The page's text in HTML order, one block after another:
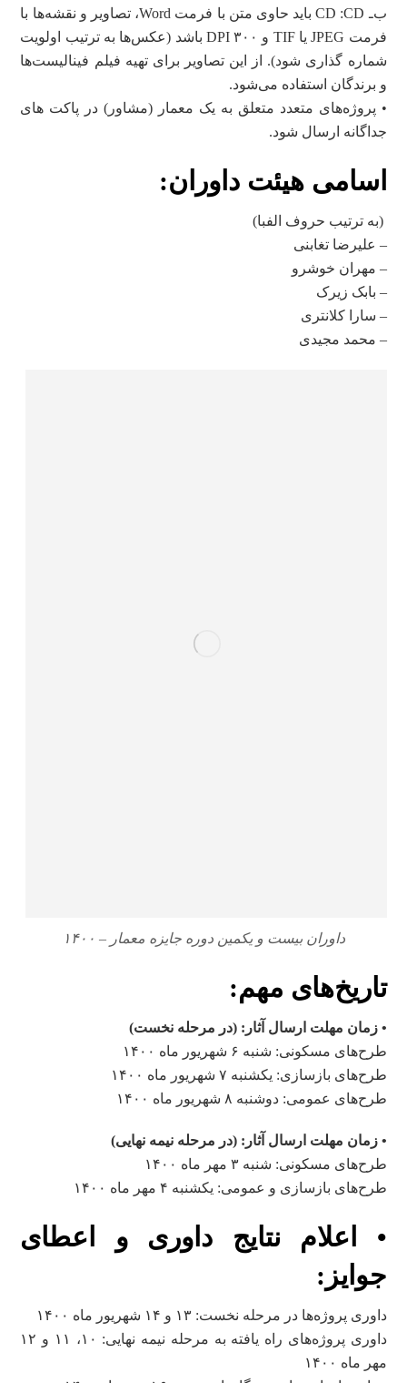
ب‌ـ CD :CD باید حاوی متن با فرمت Word‏، تصاویر و نقشه‌ها با
فرمت JPEG یا TIF‌ و ۳۰۰ DPI باشد (عکس‌ها به ترتیب اولویت
شماره‌ گذاری شود). از این تصاویر برای تهیه فیلم فینالیست‌‌ها
و برندگان استفاده می‌شود.
• پروژه‌‌های متعدد متعلق به یک معمار (مشاور) در پاکت‌ های
جداگانه ارسال شود.
اسامی هیئت داوران:
(به ترتیب حروف الفبا)
– علیرضا تغابنی
– مهران خوشرو
– بابک زیرک
– سارا کلانتری
– محمد مجیدی
داوران بیست و یکمین دوره جایزه معمار – ۱۴۰۰
تاریخ‌های مهم:
• زمان مهلت ارسال آثار: (در مرحله نخست)
طرح‌‌‌های مسکونی: شنبه ۶ شهریور ماه ۱۴۰۰
طرح‌‌‌های بازسازی: یکشنبه ۷ شهریور ماه ۱۴۰۰
طرح‌‌‌های عمومی: دوشنبه ۸ شهریور ماه ۱۴۰۰
• زمان مهلت ارسال آثار: (در مرحله نیمه نهایی)
طرح‌‌های مسکونی: شنبه ۳ مهر ماه ۱۴۰۰
طرح‌‌های بازسازی و عمومی: یکشنبه ۴ مهر ماه ۱۴۰۰
• اعلام نتایج داوری و اعطای
جوایز:
داوری پروژه‌‌ها در مرحله نخست: ۱۳ و ۱۴ شهریور ماه ۱۴۰۰
داوری پروژه‌‌های راه‌ یافته به مرحله نیمه‌ نهایی: ۱۰، ۱۱ و ۱۲
مهر ماه ۱۴۰۰